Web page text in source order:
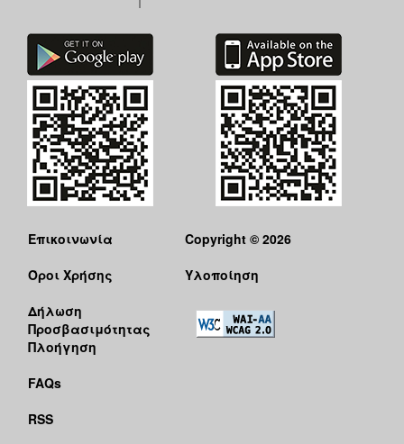
Επικοινωνία
Όροι Χρήσης
Δήλωση
Προσβασιμότητας
Πλοήγηση
FAQs
RSS
Copyright © 2026
Υλοποίηση